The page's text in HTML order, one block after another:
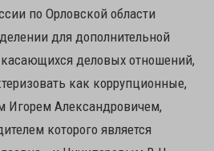
по Орловской области
для дополнительной
деловых отношений,
как коррупционные,
Александровичем,
которого является